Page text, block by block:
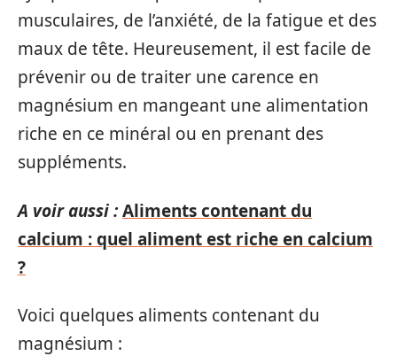
musculaires, de l’anxiété, de la fatigue et des
maux de tête. Heureusement, il est facile de
prévenir ou de traiter une carence en
magnésium en mangeant une alimentation
riche en ce minéral ou en prenant des
suppléments.
A voir aussi :Aliments contenant du
calcium : quel aliment est riche en calcium
?
Voici quelques aliments contenant du
magnésium :